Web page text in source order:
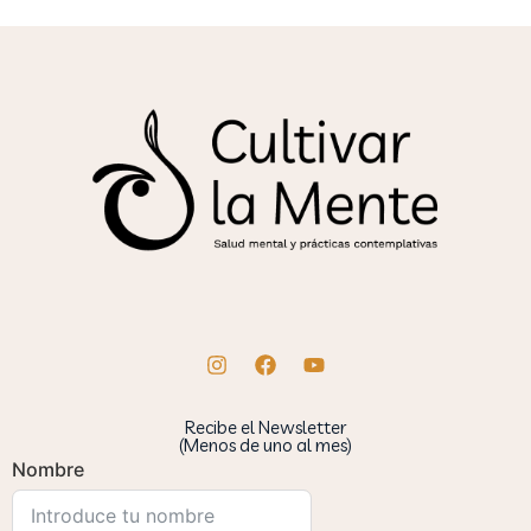
Recibe el Newsletter
(Menos de uno al mes)
Nombre